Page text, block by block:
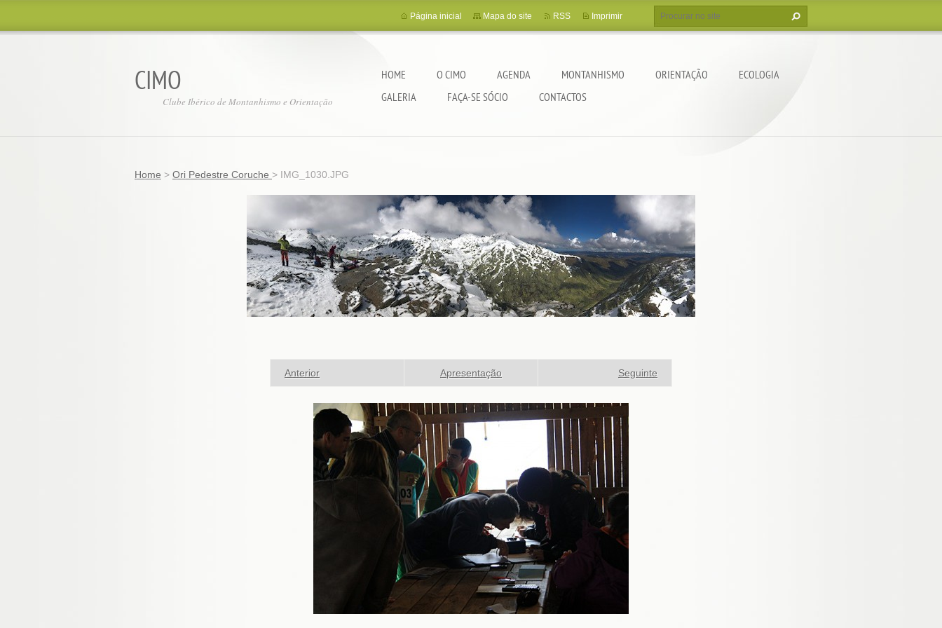
CIMO
Clube Ibérico de Montanhismo e Orientação
HOME O CIMO AGENDA MONTANHISMO ORIENTAÇÃO
ECOLOGIA
GALERIA
FAÇA-SE SÓCIO CONTACTOS
Página inicial Mapa do site RSS Imprimir
Home > Ori Pedestre Coruche > IMG_1030.JPG
Anterior Apresentação Seguinte